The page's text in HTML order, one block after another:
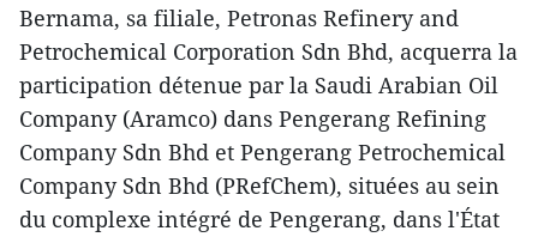
Bernama, sa filiale, Petronas Refinery and
Petrochemical Corporation Sdn Bhd, acquerra la
participation détenue par la Saudi Arabian Oil
Company (Aramco) dans Pengerang Refining
Company Sdn Bhd et Pengerang Petrochemical
Company Sdn Bhd (PRefChem), situées au sein
du complexe intégré de Pengerang, dans l'État